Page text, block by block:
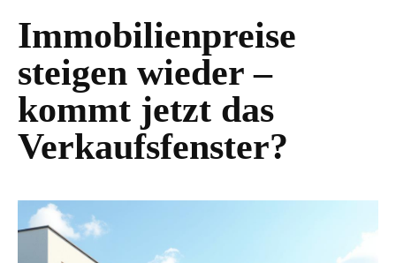
Immobilienpreise
steigen wieder –
kommt jetzt das
Verkaufsfenster?